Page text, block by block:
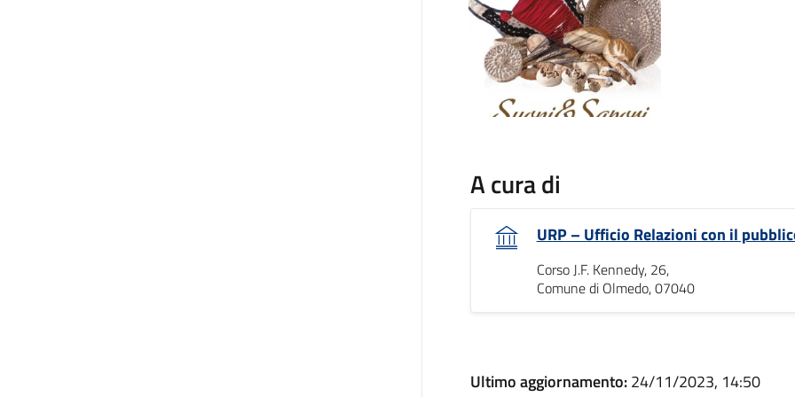
A cura di
URP – Ufficio Relazioni con il
Corso J.F. Kennedy, 26,
Comune di Olmedo, 07040
Ultimo aggiornamento:24/11/2023, 14:50